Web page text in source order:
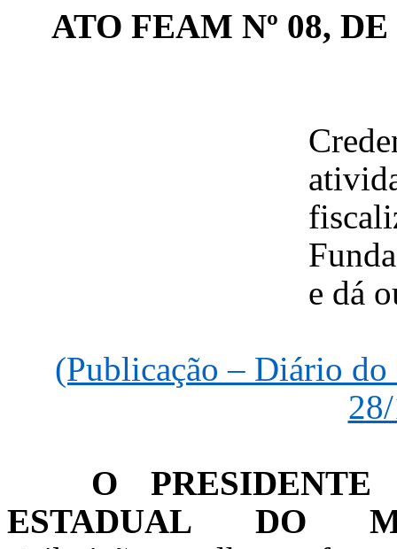
ATO FEAM Nº 08,
e dá
(Publicação – Diário
O PRESIDENTE
ESTADUAL
DO